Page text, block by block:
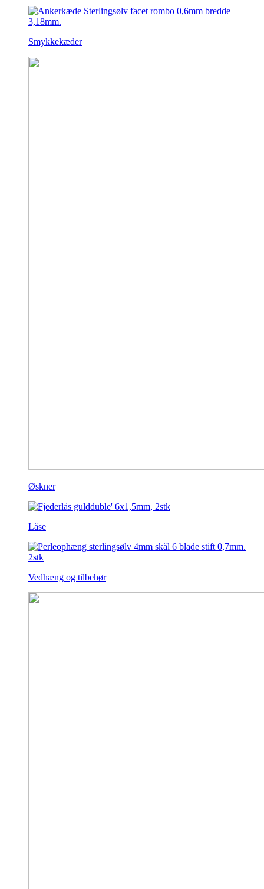
Smykkekæder
Øskner
Låse
Vedhæng og tilbehør